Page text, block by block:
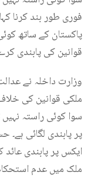
فوری طور بند کرنا
پاکستان کے ساتھ
قوانین کی پابندی
وزارت داخلہ نے
ملکی قوانین کی
سوا کوئی راستہ
پر پابندی لگائی
ایکس پر پابندی
ملک میں عدم